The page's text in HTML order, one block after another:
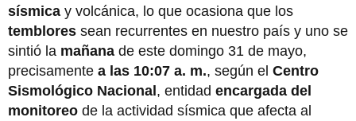
sísmica y volcánica, lo que ocasiona que los
temblores sean recurrentes en nuestro país y uno se
sintió la mañana de este domingo 31 de mayo,
precisamente a las 10:07 a. m., según el Centro
Sismológico Nacional, entidad encargada del
monitoreo de la actividad sísmica que afecta al